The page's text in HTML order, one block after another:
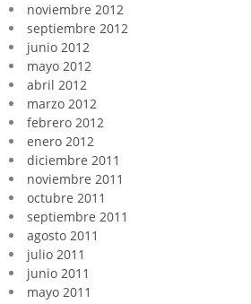
noviembre 2012
septiembre 2012
junio 2012
mayo 2012
abril 2012
marzo 2012
febrero 2012
enero 2012
diciembre 2011
noviembre 2011
octubre 2011
septiembre 2011
agosto 2011
julio 2011
junio 2011
mayo 2011